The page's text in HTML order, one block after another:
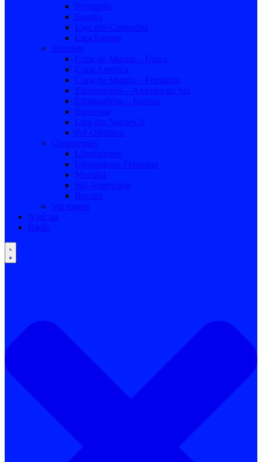
Português
Saudita
Liga dos Campeões
Liga Europa
Seleções
Copa do Mundo – Única
Copa América
Copa do Mundo – Feminina
Eliminatórias – América do Sul
Eliminatórias – Europa
Eurocopa
Liga das Nações A
Pré-Olímpico
Continentais
Libertadores
Libertadores Feminina
Mundial
Sul-Americana
Recopa
Ver todos!
Notícias
Rádio